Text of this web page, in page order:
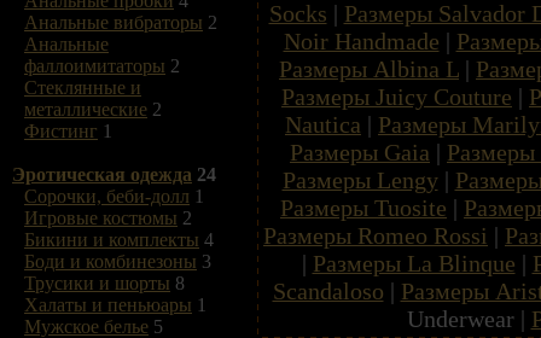
Анальные вибраторы 2
Анальные
фаллоимитаторы 2
Стеклянные и
металлические 2
Фистинг 1
Эротическая одежда 24
Сорочки, беби-долл 1
Игровые костюмы 2
Бикини и комплекты 4
Боди и комбинезоны 3
Трусики и шорты 8
Халаты и пеньюары 1
Мужское белье 5
Socks | Размеры Salvador
Noir Handmade |
Размеры Albina L |
Размеры Juicy Couture |
Nautica | Размеры
Размеры Gaia |
Размеры Lengy|
Размеры Tuosite |
Размеры Romeo Rossi |
| Размеры La Blinque |
Scandaloso | Размеры
Underwear |